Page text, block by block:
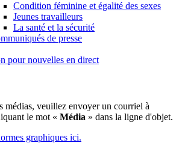
Condition féminine et égalité des sexes
Jeunes travailleurs
La santé et la sécurité
de presse
pour nouvelles en direct
médias, veuillez envoyer un courriel à
le mot « Média » dans la ligne d'objet.
graphiques ici.